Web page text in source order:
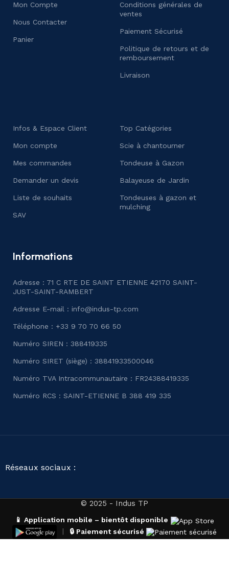
Mon Compte
Nous Contacter
Panier
Conditions générales de
ventes
Paiement Sécurisé
Politique de retours et de
remboursement
Livraison
Infos & Espace Client
Mon compte
Mes commandes
Demander un devis
Liste de souhaits
SAV
Top Catégories
Scie à chantourner
Tondeuse à Gazon
Balayeuse de Jardin
Tondeuses à gazon et
mulching
Informations
Adresse : 71 C RTE DE SAINT ETIENNE 42170 SAINT-
JUST-SAINT-RAMBERT
Adresse E-mail : info@indus-tp.com
Téléphone : +33 9 70 70 66 50
Numéro SIREN : 388419335
Numéro SIRET (siège) : 38841933500046
Numéro TVA Intracommunautaire : FR24388419335
Numéro RCS : SAINT-ETIENNE B 388 419 335
Réseaux sociaux :
© 2025 - Indus TP
📱 Application mobile – bientôt disponible
|
🔒 Paiement sécurisé